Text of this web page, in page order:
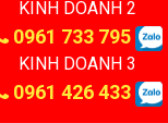
KINH DOANH 2
0961 733 795
KINH DOANH 3
0961 426 433